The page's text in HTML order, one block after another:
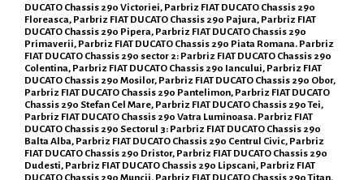
DUCATO Chassis 290 Victoriei, Parbriz FIAT DUCATO Chassis 290
Floreasca, Parbriz FIAT DUCATO Chassis 290 Pajura, Parbriz FIAT
DUCATO Chassis 290 Pipera, Parbriz FIAT DUCATO Chassis 290
Primaverii, Parbriz FIAT DUCATO Chassis 290 Piata Romana. Parbriz
FIAT DUCATO Chassis 290 sector 2: Parbriz FIAT DUCATO Chassis 290
Colentina, Parbriz FIAT DUCATO Chassis 290 Iancului, Parbriz FIAT
DUCATO Chassis 290 Mosilor, Parbriz FIAT DUCATO Chassis 290 Obor,
Parbriz FIAT DUCATO Chassis 290 Pantelimon, Parbriz FIAT DUCATO
Chassis 290 Stefan Cel Mare, Parbriz FIAT DUCATO Chassis 290 Tei,
Parbriz FIAT DUCATO Chassis 290 Vatra Luminoasa. Parbriz FIAT
DUCATO Chassis 290 Sectorul 3: Parbriz FIAT DUCATO Chassis 290
Balta Alba, Parbriz FIAT DUCATO Chassis 290 Centrul Civic, Parbriz
FIAT DUCATO Chassis 290 Dristor, Parbriz FIAT DUCATO Chassis 290
Dudesti, Parbriz FIAT DUCATO Chassis 290 Lipscani, Parbriz FIAT
DUCATO Chassis 290 Muncii, Parbriz FIAT DUCATO Chassis 290 Titan,